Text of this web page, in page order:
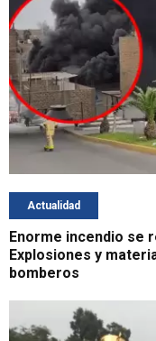
Actualidad
Enorme incendio se
Explosiones y
bomberos